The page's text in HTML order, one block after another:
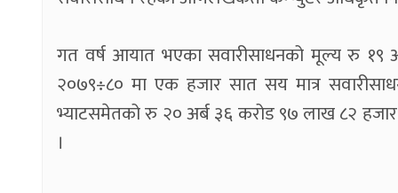
गत वर्ष आयात भएका सवारीसाधनको मूल्य रु
२०७९÷८० मा एक हजार सात सय मात्र
भ्याटसमेतको रु २० अर्ब ३६ करोड ९७ लाख ८२
।